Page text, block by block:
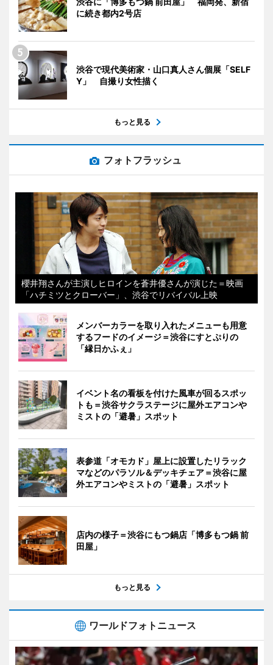
に続き都内2号店
渋谷で現代美術家・山口真人さん個展「SELF
Y」 自撮り女性描く
もっと見る
フォトフラッシュ
櫻井翔さんが主演しヒロインを蒼井優さんが演じた＝映画
「ハチミツとクローバー」、渋谷でリバイバル上映
メンバーカラーを取り入れたメニューも用意
するフードのイメージ＝渋谷にすとぷりの
「縁日かふぇ」
イベント名の看板を付けた風車が回るスポッ
トも＝渋谷サクラステージに屋外エアコンや
ミストの「避暑」スポット
表参道「オモカド」屋上に設置したリラック
マなどのパラソル＆デッキチェア＝渋谷に屋
外エアコンやミストの「避暑」スポット
店内の様子＝渋谷にもつ鍋店「博多もつ鍋 前
田屋」
もっと見る
ワールドフォトニュース